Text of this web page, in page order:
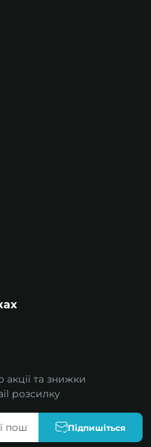
та знижки
розсилку
Підпишіться